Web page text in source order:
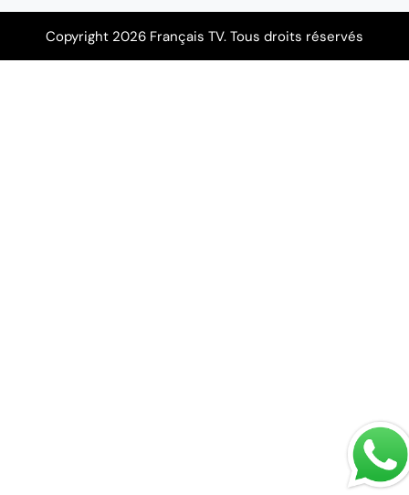
Copyright 2026 Français TV. Tous droits réservés